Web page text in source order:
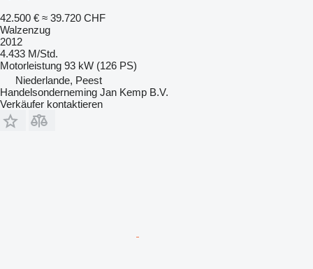
42.500 € ≈ 39.720 CHF
Walzenzug
2012
4.433 M/Std.
Motorleistung 93 kW (126 PS)
Niederlande, Peest
Handelsonderneming Jan Kemp B.V.
Verkäufer kontaktieren